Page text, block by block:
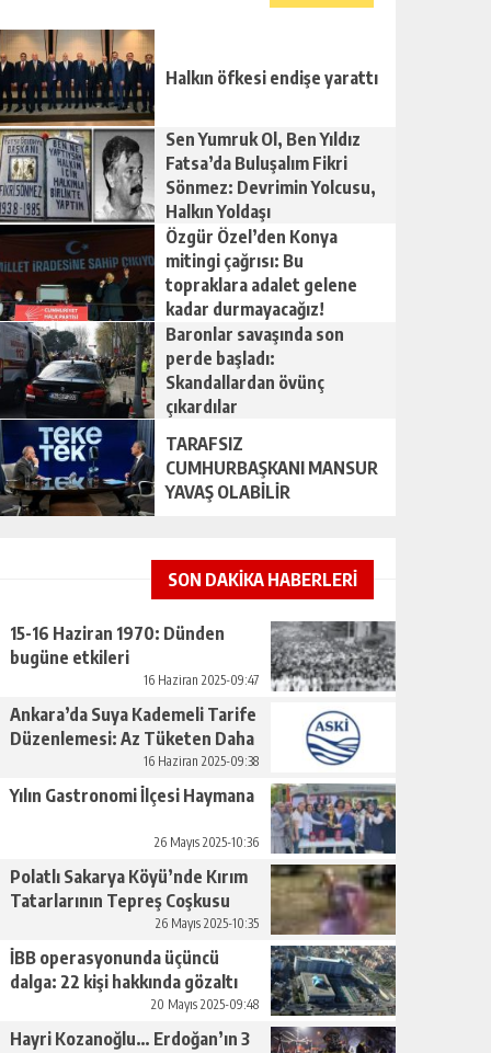
Halkın öfkesi endişe yarattı
Sen Yumruk Ol, Ben Yıldız
Fatsa’da Buluşalım Fikri
Sönmez: Devrimin Yolcusu,
Halkın Yoldaşı
Özgür Özel’den Konya
mitingi çağrısı: Bu
topraklara adalet gelene
kadar durmayacağız!
Baronlar savaşında son
perde başladı:
Skandallardan övünç
çıkardılar
TARAFSIZ
CUMHURBAŞKANI MANSUR
YAVAŞ OLABİLİR
SON DAKİKA HABERLERİ
15-16 Haziran 1970: Dünden
bugüne etkileri
16 Haziran 2025-09:47
Ankara’da Suya Kademeli Tarife
Düzenlemesi: Az Tüketen Daha
16 Haziran 2025-09:38
Yılın Gastronomi İlçesi Haymana
26 Mayıs 2025-10:36
Polatlı Sakarya Köyü’nde Kırım
Tatarlarının Tepreş Coşkusu
26 Mayıs 2025-10:35
İBB operasyonunda üçüncü
dalga: 22 kişi hakkında gözaltı
20 Mayıs 2025-09:48
Hayri Kozanoğlu… Erdoğan’ın 3